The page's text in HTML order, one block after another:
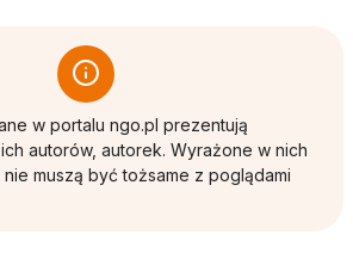
w portalu ngo.pl prezentują
autorów, autorek. Wyrażone w nich
muszą być tożsame z poglądami